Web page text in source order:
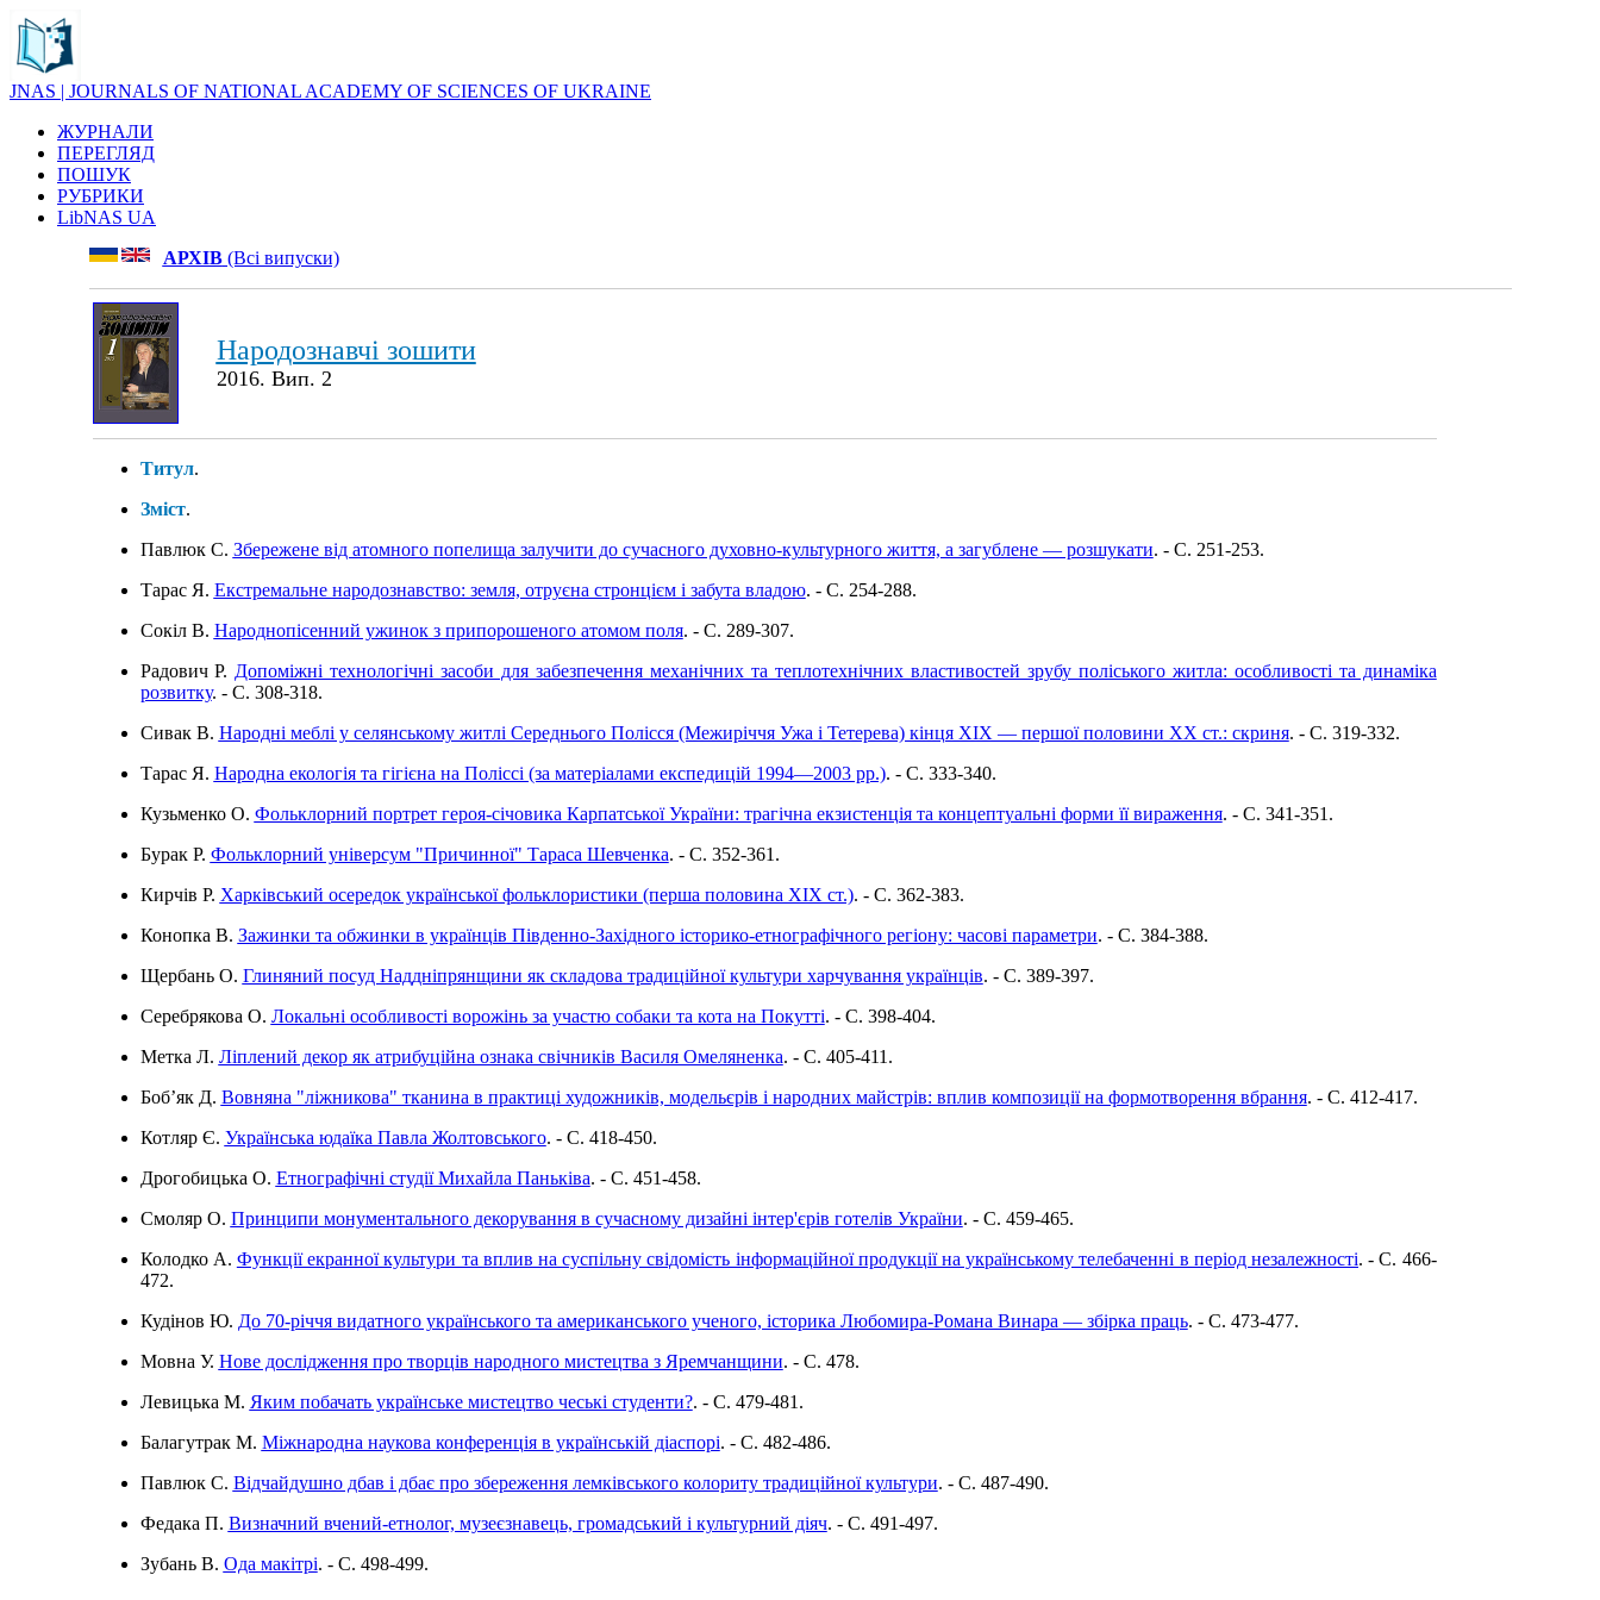
JNAS | JOURNALS OF NATIONAL ACADEMY OF SCIENCES OF UKRAINE
ЖУРНАЛИ
ПЕРЕГЛЯД
ПОШУК
РУБРИКИ
LibNAS UA
АРХІВ(Всі випуски)
Народознавчі зошити
2016. Вип. 2
Титул.
Зміст.
Павлюк С. Збережене від атомного попелища залучити до сучасного духовно-культурного життя, а загублене — розшукати. - C. 251-253.
Тарас Я. Екстремальне народознавство: земля, отруєна стронцієм і забута владою. - C. 254-288.
Сокіл В. Народнопісенний ужинок з припорошеного атомом поля. - C. 289-307.
Радович Р. Допоміжні технологічні засоби для забезпечення механічних та теплотехнічних властивостей зрубу поліського житла: особливості та динаміка
розвитку. - C. 308-318.
Сивак В. Народні меблі у селянському житлі Середнього Полісся (Межиріччя Ужа і Тетерева) кінця ХІХ — першої половини ХХ ст.: скриня. - C. 319-332.
Тарас Я. Народна екологія та гігієна на Поліссі (за матеріалами експедицій 1994—2003 рр.). - C. 333-340.
Кузьменко О. Фольклорний портрет героя-січовика Карпатської України: трагічна екзистенція та концептуальні форми її вираження. - C. 341-351.
Бурак Р. Фольклорний універсум "Причинної" Тараса Шевченка. - C. 352-361.
Кирчів Р. Харківський осередок української фольклористики (перша половина XIX ст.). - C. 362-383.
Конопка В. Зажинки та обжинки в українців Південно-Західного історико-етнографічного регіону: часові параметри. - C. 384-388.
Щербань О. Глиняний посуд Наддніпрянщини як складова традиційної культури харчування українців. - C. 389-397.
Серебрякова О. Локальні особливості ворожінь за участю собаки та кота на Покутті. - C. 398-404.
Метка Л. Ліплений декор як атрибуційна ознака свічників Василя Омеляненка. - C. 405-411.
Боб’як Д. Вовняна "ліжникова" тканина в практиці художників, модельєрів і народних майстрів: вплив композиції на формотворення вбрання. - C. 412-417.
Котляр Є. Українська юдаїка Павла Жолтовського. - C. 418-450.
Дрогобицька О. Етнографічні студії Михайла Паньківа. - C. 451-458.
Смоляр О. Принципи монументального декорування в сучасному дизайні інтер'єрів готелів України. - C. 459-465.
Колодко А. Функції екранної культури та вплив на суспільну свідомість інформаційної продукції на українському телебаченні в період незалежності. - C. 466-
472.
Кудінов Ю. До 70-річчя видатного українського та американського ученого, історика Любомира-Романа Винара — збірка праць. - C. 473-477.
Мовна У. Нове дослідження про творців народного мистецтва з Яремчанщини. - C. 478.
Левицька М. Яким побачать українське мистецтво чеські студенти?. - C. 479-481.
Балагутрак М. Міжнародна наукова конференція в українській діаспорі. - C. 482-486.
Павлюк С. Відчайдушно дбав і дбає про збереження лемківського колориту традиційної культури. - C. 487-490.
Федака П. Визначний вчений-етнолог, музеєзнавець, громадський і культурний діяч. - C. 491-497.
Зубань В. Ода макітрі. - C. 498-499.